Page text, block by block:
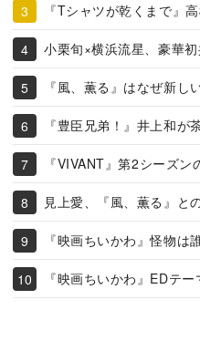
『Tシャツが乾くまで』
小栗旬×横浜流星、豪華
『風、薫る』はなぜ新し
『豊臣兄弟！』井上和が
『VIVANT』第2シーズン
見上愛、『風、薫る』と
『映画ちいかわ』怪物
『映画ちいかわ』EDテ